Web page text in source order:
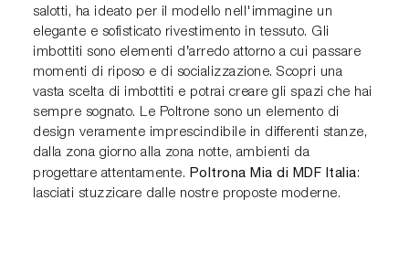
salotti, ha ideato per il modello nell'immagine un
elegante e sofisticato rivestimento in tessuto. Gli
imbottiti sono elementi d’arredo attorno a cui passare
momenti di riposo e di socializzazione. Scopri una
vasta scelta di imbottiti e potrai creare gli spazi che hai
sempre sognato. Le Poltrone sono un elemento di
design veramente imprescindibile in differenti stanze,
dalla zona giorno alla zona notte, ambienti da
progettare attentamente. Poltrona Mia di MDF Italia:
lasciati stuzzicare dalle nostre proposte moderne.